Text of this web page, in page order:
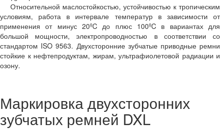
Относительной маслостойкостью, устойчивостью к тропическим
условиям, работа в интервале температур в зависимости от
применения от минус 20ºC до плюс 100ºC в вариантах для
большой мощности, электропроводностью в соответствии со
стандартом ISO 9563. Двухсторонние зубчатые приводные ремни
стойкие к нефтепродуктам, жирам, ультрафиолетовой радиации и
озону.
Маркировка двухсторонних
зубчатых ремней DXL